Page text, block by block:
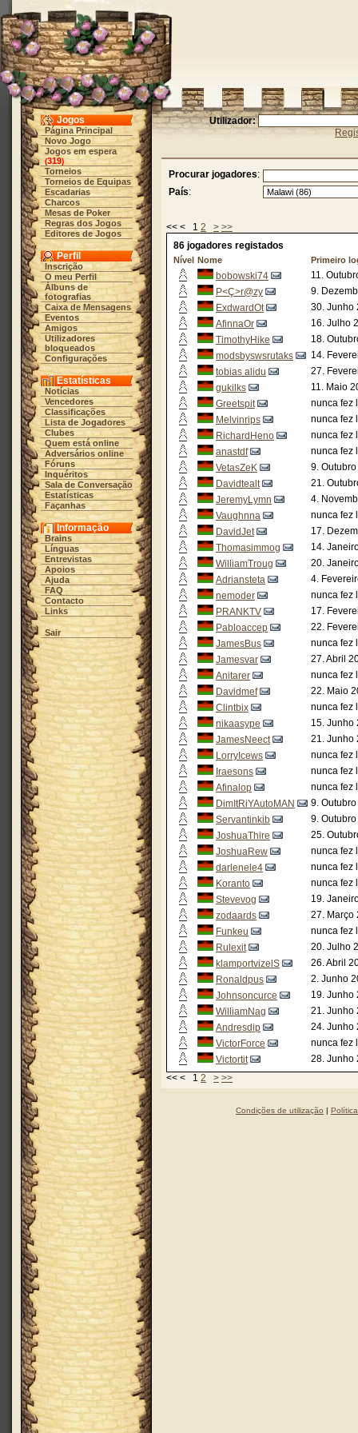
Jogos
Página Principal
Novo Jogo
Jogos em espera
(319)
Torneios
Torneios de Equipas
Escadarias
Charcos
Mesas de Poker
Regras dos Jogos
Editores de Jogos
Perfil
Inscrição
O meu Perfil
Álbuns de
fotografias
Caixa de Mensagens
Eventos
Amigos
Utilizadores
bloqueados
Configurações
Estatísticas
Notícias
Vencedores
Classificações
Lista de Jogadores
Clubes
Quem está online
Adversários online
Fóruns
Inquéritos
Sala de Conversação
Estatísticas
Façanhas
Informação
Brains
Línguas
Entrevistas
Apoios
Ajuda
FAQ
Contacto
Links
Sair
Utilizador:
Procurar jogadores:
País:
<< < 1 2 > >>
86 jogadores registados
Nível Nome Primeiro
bobowski74
11.
P<Ç>r@zy
9.
ExdwardOt
30. Junho
AfinnaOr
16. Julho
TimothyHike
18.
modsbyswsrutaks
14.
tobias alidu
27.
gukilks
11. Maio
Greetspit
nunca fez
Melvinrips
nunca fez
RichardHeno
nunca fez
anastdf
nunca fez
VetasZeK
9.
Davidtealt
21.
JeremyLymn
4.
Vaughnna
nunca fez
DavidJet
17.
Thomasimmog
14.
WilliamTroug
20.
Adriansteta
4.
nemoder
nunca fez
PRANKTV
17.
Pabloaccep
22.
JamesBus
nunca fez
Jamesvar
27. Abril
Anitarer
nunca fez
Davidmef
22. Maio
Clintbix
nunca fez
nikaasype
15. Junho
JamesNeect
21. Junho
LorryIcews
nunca fez
Iraesons
nunca fez
Afinalop
nunca fez
DimItRiYAutoMAN
9.
Servantinkib
9.
JoshuaThire
25.
JoshuaRew
nunca fez
darlenele4
nunca fez
Koranto
nunca fez
Stevevog
19.
zodaards
27. Março
Funkeu
nunca fez
Rulexit
20. Julho
klamportvizelS
26. Abril
Ronaldpus
2. Junho
Johnsoncurce
19. Junho
WilliamNag
21. Junho
Andresdip
24. Junho
VictorForce
nunca fez
Victortit
28. Junho
<< < 1 2 > >>
Condições de utilização |